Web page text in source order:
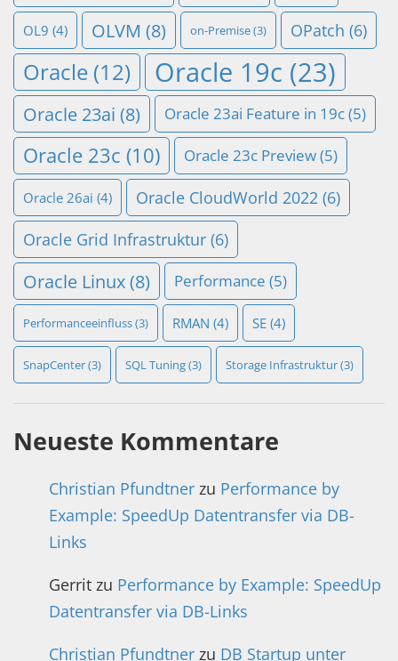
OL9 (4) OLVM (8) on-Premise(3) OPatch (6)
Oracle (12) Oracle 19c (23)
Oracle 23ai (8) Oracle 23ai Feature in 19c(5)
Oracle 23c (10) Oracle 23c Preview(5)
Oracle 26ai (4) Oracle CloudWorld 2022 (6)
Oracle Grid Infrastruktur (6)
Oracle Linux(8) Performance (5)
Performanceeinfluss(3) RMAN (4) SE (4)
SnapCenter(3) SQL Tuning(3) Storage Infrastruktur(3)
Neueste Kommentare
Christian Pfundtner zu Performance by
Example: SpeedUp Datentransfer via DB-
Links
Gerrit zu Performance by Example: SpeedUp
Datentransfer via DB-Links
Christian Pfundtner zu DB Startup unter